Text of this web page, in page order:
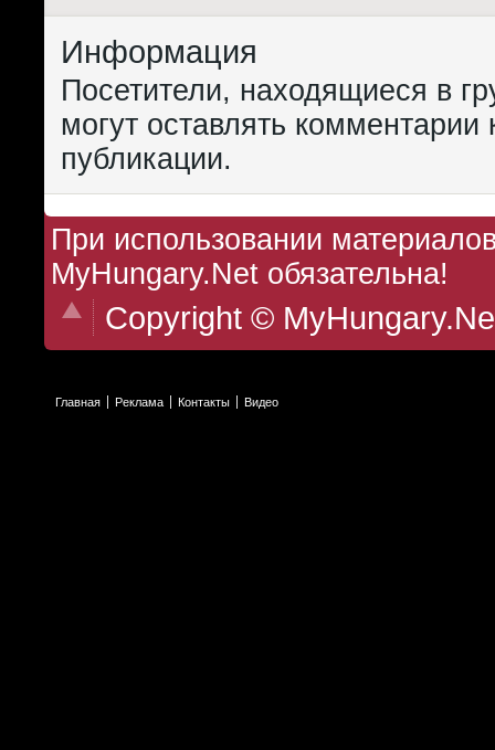
Информация
Посетители, находящиеся в
могут оставлять комментарии
публикации.
При использовании
MyHungary.Net обязательна!
Copyright ©
Главная Реклама Контакты Видео